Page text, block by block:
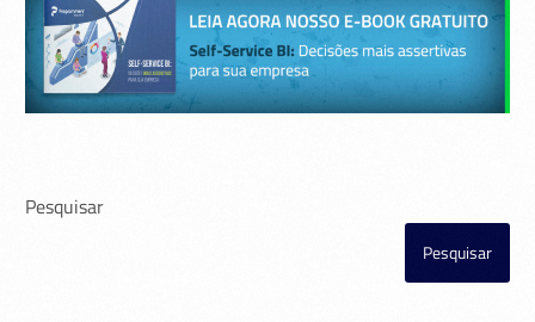
Pesquisar
Pesquisar